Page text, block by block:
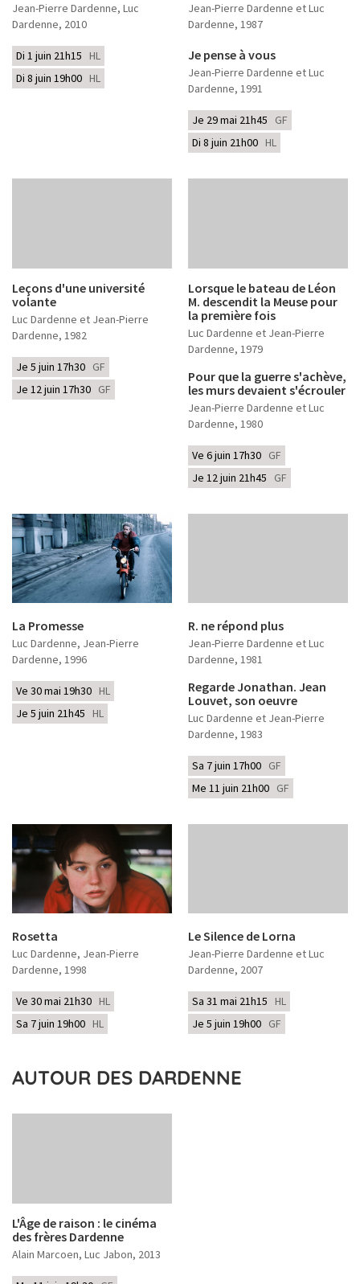
Jean-Pierre Dardenne, Luc
Dardenne, 2010
Di 1 juin 21h15 HL
Di 8 juin 19h00 HL
Jean-Pierre Dardenne et Luc
Dardenne, 1987
Je pense à vous
Jean-Pierre Dardenne et Luc
Dardenne, 1991
Je 29 mai 21h45 GF
Di 8 juin 21h00 HL
Leçons d'une université
volante
Luc Dardenne et Jean-Pierre
Dardenne, 1982
Je 5 juin 17h30 GF
Je 12 juin 17h30 GF
Lorsque le bateau de Léon
M. descendit la Meuse pour
la première fois
Luc Dardenne et Jean-Pierre
Dardenne, 1979
Pour que la guerre s'achève,
les murs devaient s'écrouler
Jean-Pierre Dardenne et Luc
Dardenne, 1980
Ve 6 juin 17h30 GF
Je 12 juin 21h45 GF
La Promesse
Luc Dardenne, Jean-Pierre
Dardenne, 1996
Ve 30 mai 19h30 HL
Je 5 juin 21h45 HL
R. ne répond plus
Jean-Pierre Dardenne et Luc
Dardenne, 1981
Regarde Jonathan. Jean
Louvet, son oeuvre
Luc Dardenne et Jean-Pierre
Dardenne, 1983
Sa 7 juin 17h00 GF
Me 11 juin 21h00 GF
Rosetta
Luc Dardenne, Jean-Pierre
Dardenne, 1998
Ve 30 mai 21h30 HL
Sa 7 juin 19h00 HL
Le Silence de Lorna
Jean-Pierre Dardenne et Luc
Dardenne, 2007
Sa 31 mai 21h15 HL
Je 5 juin 19h00 GF
AUTOUR DES DARDENNE
L'Âge de raison : le cinéma
des frères Dardenne
Alain Marcoen, Luc Jabon, 2013